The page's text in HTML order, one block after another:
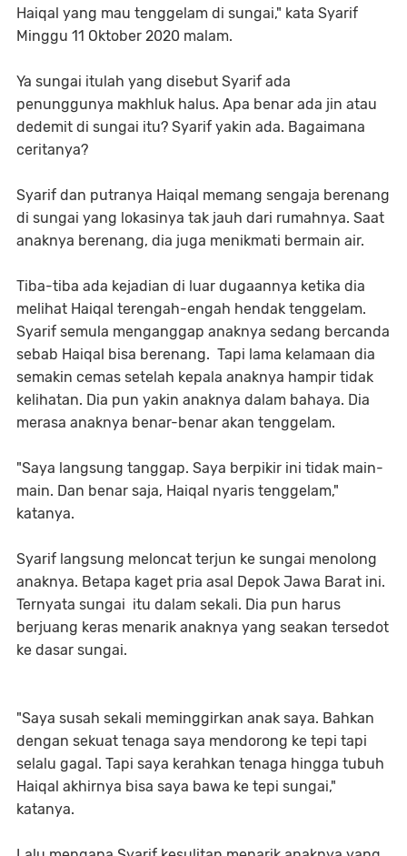
Haiqal yang mau tenggelam di sungai," kata Syarif
Minggu 11 Oktober 2020 malam.
Ya sungai itulah yang disebut Syarif ada
penunggunya makhluk halus. Apa benar ada jin atau
dedemit di sungai itu? Syarif yakin ada. Bagaimana
ceritanya?
Syarif dan putranya Haiqal memang sengaja berenang
di sungai yang lokasinya tak jauh dari rumahnya. Saat
anaknya berenang, dia juga menikmati bermain air.
Tiba-tiba ada kejadian di luar dugaannya ketika dia
melihat Haiqal terengah-engah hendak tenggelam.
Syarif semula menganggap anaknya sedang bercanda
sebab Haiqal bisa berenang. Tapi lama kelamaan dia
semakin cemas setelah kepala anaknya hampir tidak
kelihatan. Dia pun yakin anaknya dalam bahaya. Dia
merasa anaknya benar-benar akan tenggelam.
"Saya langsung tanggap. Saya berpikir ini tidak main-
main. Dan benar saja, Haiqal nyaris tenggelam,"
katanya.
Syarif langsung meloncat terjun ke sungai menolong
anaknya. Betapa kaget pria asal Depok Jawa Barat ini.
Ternyata sungai itu dalam sekali. Dia pun harus
berjuang keras menarik anaknya yang seakan tersedot
ke dasar sungai.
"Saya susah sekali meminggirkan anak saya. Bahkan
dengan sekuat tenaga saya mendorong ke tepi tapi
selalu gagal. Tapi saya kerahkan tenaga hingga tubuh
Haiqal akhirnya bisa saya bawa ke tepi sungai,"
katanya.